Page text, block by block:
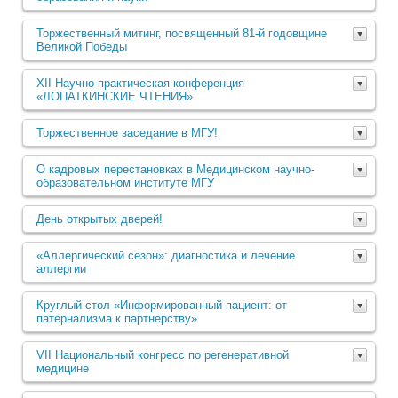
Торжественный митинг, посвященный 81-й годовщине
Великой Победы
XII Научно-практическая конференция
«ЛОПАТКИНСКИЕ ЧТЕНИЯ»
Торжественное заседание в МГУ!
О кадровых перестановках в Медицинском научно-
образовательном институте МГУ
День открытых дверей!
«Аллергический сезон»: диагностика и лечение
аллергии
Круглый стол «Информированный пациент: от
патернализма к партнерству»
VII Национальный конгресс по регенеративной
медицине